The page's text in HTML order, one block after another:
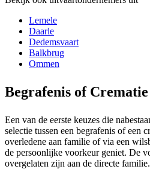
Lemele
Daarle
Dedemsvaart
Balkbrug
Ommen
Begrafenis of
Een van de eerste keuzes die
selectie tussen een begrafenis of een
overledene aan familie of via een
de persoonlijke voorkeur geniet. De
overgelaten zijn aan de directe familie.